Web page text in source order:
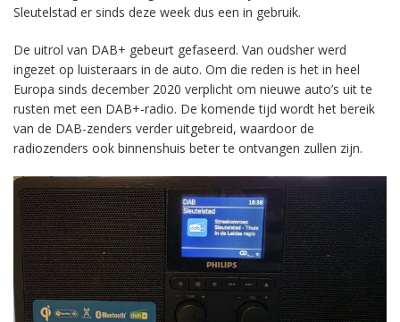
Sleutelstad er sinds deze week dus een in gebruik.
De uitrol van DAB+ gebeurt gefaseerd. Van oudsher werd
ingezet op luisteraars in de auto. Om die reden is het in heel
Europa sinds december 2020 verplicht om nieuwe auto’s uit te
rusten met een DAB+-radio. De komende tijd wordt het bereik
van de DAB-zenders verder uitgebreid, waardoor de
radiozenders ook binnenshuis beter te ontvangen zullen zijn.